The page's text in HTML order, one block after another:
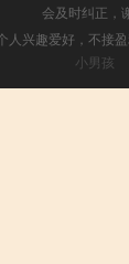
会及时纠正，
人兴趣爱好，不接
小男孩